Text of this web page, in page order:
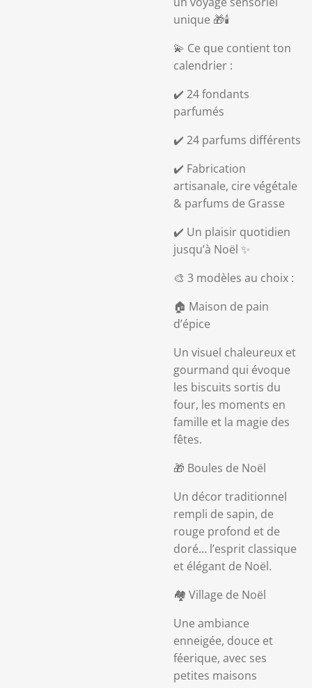
unique 🎁🕯️
💫 Ce que contient ton
calendrier :
✔️ 24 fondants
parfumés
✔️ 24 parfums différents
✔️ Fabrication
artisanale, cire végétale
& parfums de Grasse
✔️ Un plaisir quotidien
jusqu’à Noël ✨
🎨 3 modèles au choix :
🏠 Maison de pain
d’épice
Un visuel chaleureux et
gourmand qui évoque
les biscuits sortis du
four, les moments en
famille et la magie des
fêtes.
🎁 Boules de Noël
Un décor traditionnel
rempli de sapin, de
rouge profond et de
doré… l’esprit classique
et élégant de Noël.
🏘️ Village de Noël
Une ambiance
enneigée, douce et
féerique, avec ses
petites maisons